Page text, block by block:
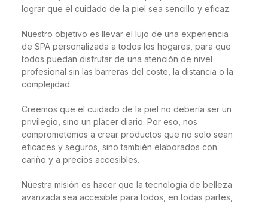
lograr que el cuidado de la piel sea sencillo y eficaz.
Nuestro objetivo es llevar el lujo de una experiencia
de SPA personalizada a todos los hogares, para que
todos puedan disfrutar de una atención de nivel
profesional sin las barreras del coste, la distancia o la
complejidad.
Creemos que el cuidado de la piel no debería ser un
privilegio, sino un placer diario. Por eso, nos
comprometemos a crear productos que no solo sean
eficaces y seguros, sino también elaborados con
cariño y a precios accesibles.
Nuestra misión es hacer que la tecnología de belleza
avanzada sea accesible para todos, en todas partes,